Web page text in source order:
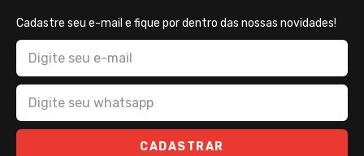
Cadastre seu e-mail e fique por dentro das nossas novidades!
CADASTRAR